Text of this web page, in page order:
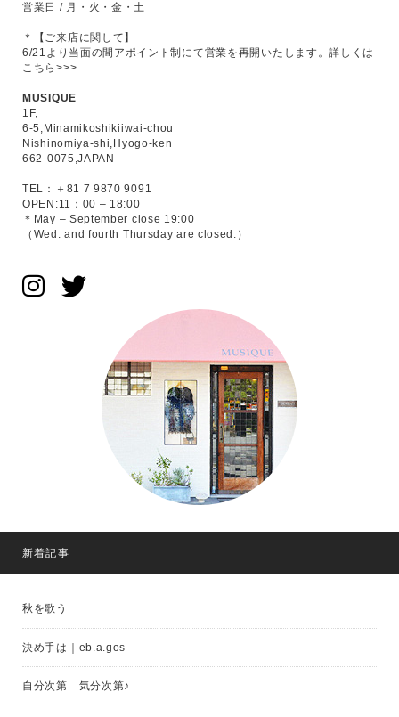
営業日 / 月・火・金・土
＊【ご来店に関して】
6/21より当面の間アポイント制にて営業を再開いたします。詳しくは
こちら>>>
MUSIQUE
1F,
6-5,Minamikoshikiiwai-chou
Nishinomiya-shi,Hyogo-ken
662-0075,JAPAN
TEL：＋81 7 9870 9091
OPEN:11：00 – 18:00
＊May – September close 19:00
（Wed. and fourth Thursday are closed.）
新着記事
秋を歌う
決め手は｜eb.a.gos
自分次第 気分次第♪